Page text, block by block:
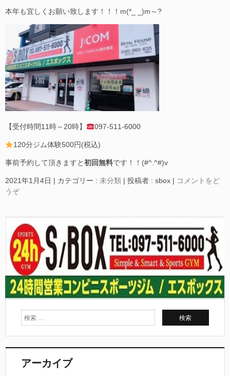
本年も宜しくお願い致します！！！m(*_ _)m～?
【受付時間11時～20時】 097-511-6000
120分ジム体験500円(税込)
事前予約して頂きますと初回無料です！！(#^.^#)v
2021年1月4日 | カテゴリー : 未分類 | 投稿者 : sbox | コメントをど
うぞ
アーカイブ